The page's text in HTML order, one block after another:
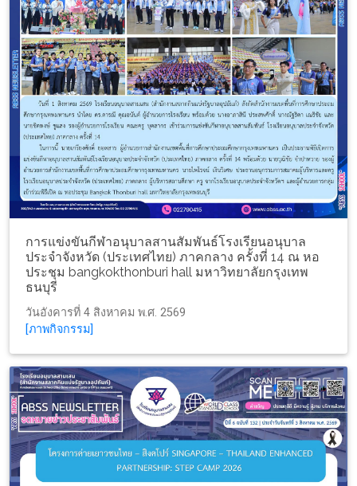
การแข่งขันกีฬาอนุบาลสานสัมพันธ์โรงเรียนอนุบาล
ประจำจังหวัด (ประเทศไทย) ภาคกลาง ครั้งที่ 14 ณ หอ
ประชุม bangkokthonburi hall มหาวิทยาลัยกรุงเทพ
ธนบุรี
วันอังคารที่ 4 สิงหาคม พ.ศ. 2569
[ภาพกิจกรรม]